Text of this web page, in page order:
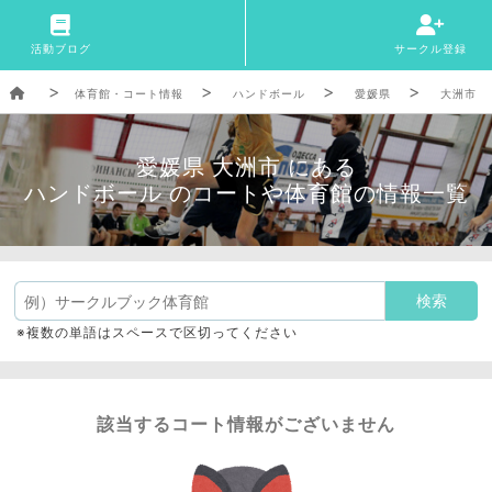
活動ブログ サークル登録
体育館・コート情報 ハンドボール 愛媛県 大洲市
愛媛県 大洲市 にある
ハンドボール のコートや体育館の情報一覧
※複数の単語はスペースで区切ってください
該当するコート情報がございません